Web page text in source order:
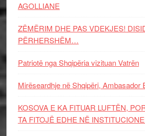
AGOLLIANE
ZËMËRIM DHE PAS VDEKJES!
PËRHERSHËM…
Patriotë nga Shqipëria vizituan Vatrën
Mirëseardhje në Shqipëri, Ambasador
KOSOVA E KA FITUAR LUFTËN,
TA FITOJË EDHE NË